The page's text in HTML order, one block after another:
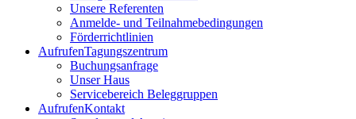
Unsere Referenten
Anmelde- und Teilnahmebedingungen
Förderrichtlinien
AufrufenTagungszentrum
Buchungsanfrage
Unser Haus
Servicebereich Beleggruppen
AufrufenKontakt